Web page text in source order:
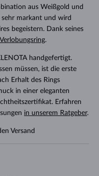
aus Weißgold und
markant und wird
begeistern. Dank seines
Verlobungsring.
handgefertigt.
müssen, ist die erste
Erhalt des Rings
in einer eleganten
Erfahren
in unserem Ratgeber.
Versand